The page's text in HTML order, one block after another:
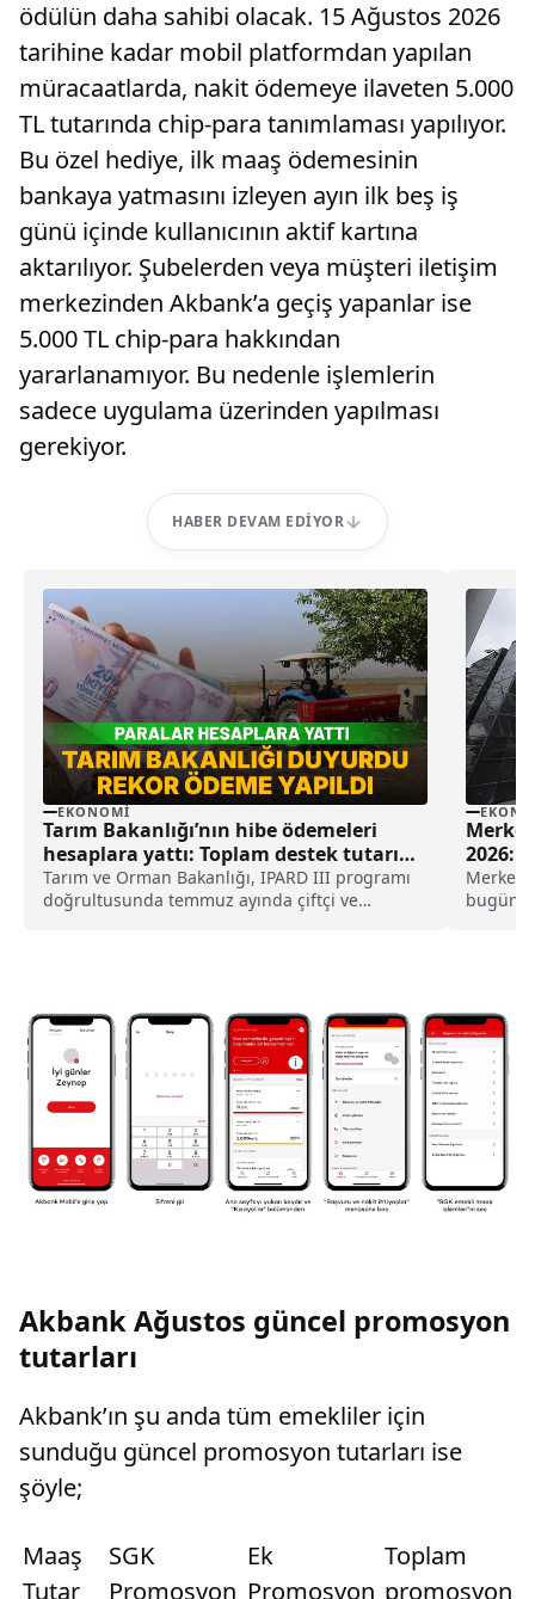
ödülün daha sahibi olacak. 15 Ağustos 2026
tarihine kadar mobil platformdan yapılan
müracaatlarda, nakit ödemeye ilaveten 5.000
TL tutarında chip-para tanımlaması yapılıyor.
Bu özel hediye, ilk maaş ödemesinin
bankaya yatmasını izleyen ayın ilk beş iş
günü içinde kullanıcının aktif kartına
aktarılıyor. Şubelerden veya müşteri iletişim
merkezinden Akbank’a geçiş yapanlar ise
5.000 TL chip-para hakkından
yararlanamıyor. Bu nedenle işlemlerin
sadece uygulama üzerinden yapılması
gerekiyor.
HABER DEVAM EDIYOR
EKONOMI
Tarım Bakanlığı’nın hibe ödemeleri
hesaplara yattı: Toplam destek tutarı
açıklandı
Tarım ve Orman Bakanlığı, IPARD III programı
doğrultusunda temmuz ayında çiftçi ve
2026:
Merkez
bugün
Akbank Ağustos güncel promosyon
tutarları
Akbank’ın şu anda tüm emekliler için
sunduğu güncel promosyon tutarları ise
şöyle;
​​​​Maaş
Tutar
SGK
Promosyon
Ek
Promosyon
Toplam
promosyon